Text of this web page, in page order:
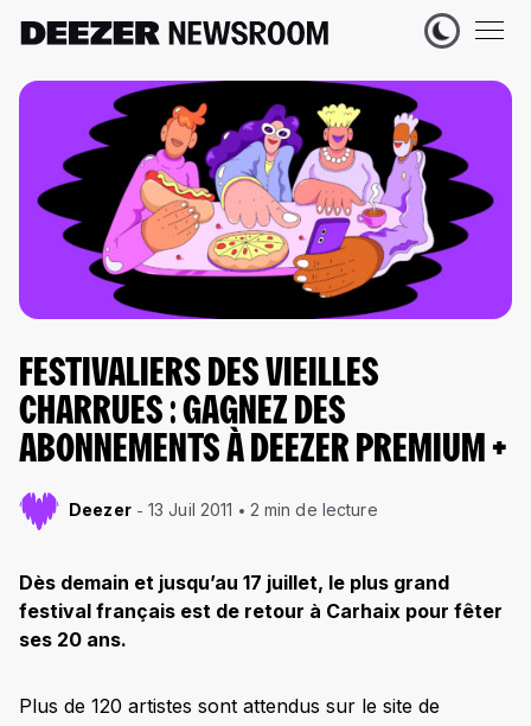
FESTIVALIERS DES VIEILLES
CHARRUES : GAGNEZ DES
ABONNEMENTS À DEEZER PREMIUM +
Deezer 13 Juil 2011 2 min de lecture
Dès demain et jusqu’au 17 juillet, le plus grand
festival français est de retour à Carhaix pour fêter
ses 20 ans.
Plus de 120 artistes sont attendus sur le site de